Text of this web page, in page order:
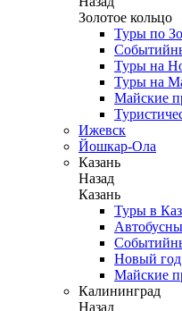
Золотое кольцо
Туры по
Туры на
Туры на
Майские
Ижевск
Йошкар-Ола
Казань
Назад
Казань
Туры в
Новый год
Майские
Калининград
Назад